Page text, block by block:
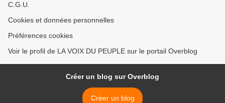
C.G.U.
Cookies et données personnelles
Préférences cookies
Voir le profil de LA VOIX DU PEUPLE sur le portail Overblog
Créer un blog sur Overblog
Créer un blog